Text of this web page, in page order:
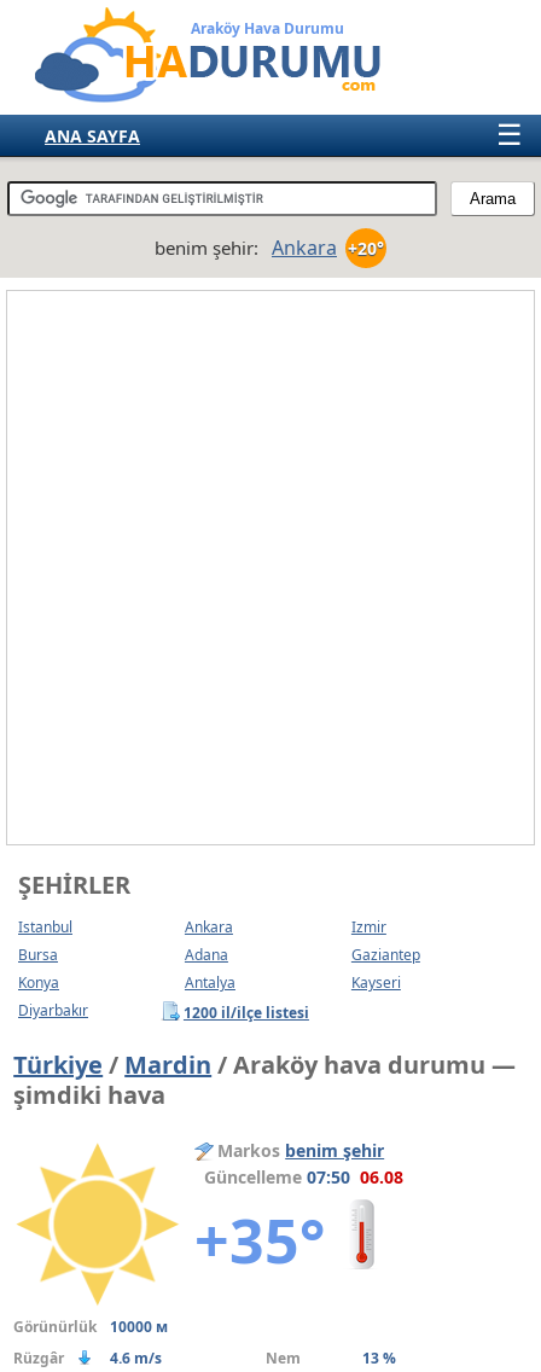
Araköy Hava Durumu
☰
ANA SAYFA
TÜRKİYE
AVRUPA
benim şehir: Ankara +20°
ŞEHIRLER
Istanbul Ankara
Izmir
Bursa
Adana
Gaziantep
Konya
Antalya
Kayseri
Diyarbakır
1200 il/ilçe listesi
Türkiye / Mardin / Araköy hava durumu —
şimdiki hava
Markos benim şehir
Güncelleme07:50 06.08
+35°
Görünürlük
10000 м
Rüzgâr
4.6 m/s Nem
13 %